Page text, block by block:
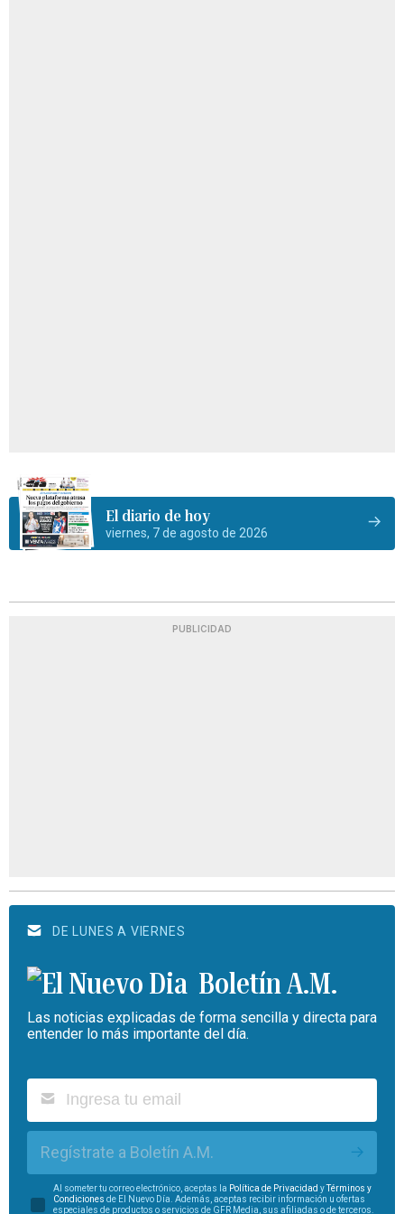
El diario de hoy
viernes, 7 de agosto de 2026
PUBLICIDAD
DE LUNES A VIERNES
Boletín A.M.
Las noticias explicadas de forma sencilla y directa para
entender lo más importante del día.
Regístrate a Boletín A.M.
Al someter tu correo electrónico, aceptas la Política de Privacidad yTérminos y
Condiciones de El Nuevo Día. Además, aceptas recibir información u ofertas
especiales de productos o servicios de GFR Media, sus afiliadas o de terceros.